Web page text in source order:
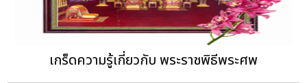
เกร็ดความรู้เกี่ยวกับ พระราชพิธีพระศพ